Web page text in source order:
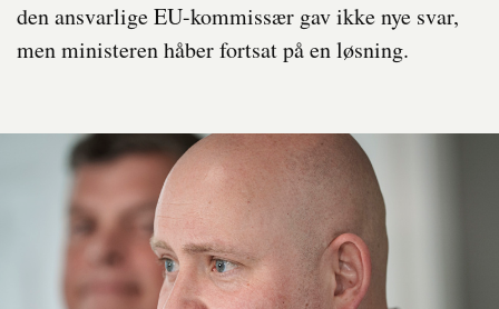
den ansvarlige EU-kommissær gav ikke nye svar,
men ministeren håber fortsat på en løsning.